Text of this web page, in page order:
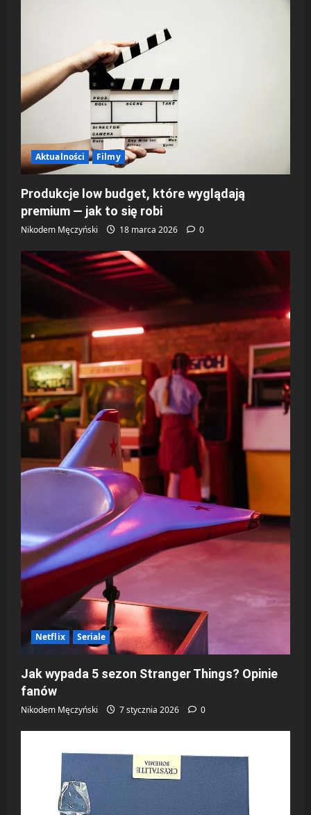
i
s
Aktualności Filmy
Produkcje low budget, które wyglądają
premium — jak to się robi
Nikodem Męczyński 18 marca 2026 0
Netflix Seriale
Jak wypada 5 sezon Stranger Things? Opinie
fanów
Nikodem Męczyński 7 stycznia 2026 0